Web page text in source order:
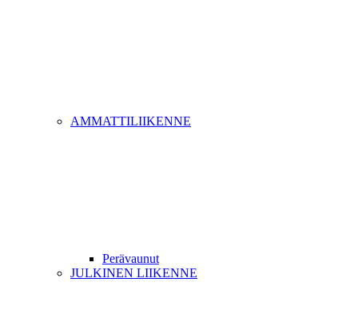
AMMATTILIIKENNE
Perävaunut
JULKINEN LIIKENNE